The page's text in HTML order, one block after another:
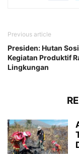
Previous article
Presiden: Hutan
Kegiatan Produktif
Lingkungan